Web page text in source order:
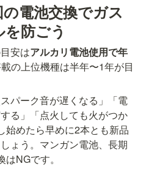
電池交換でガス
防ごう
安はアルカリ電池使用で年
の上位機種は半年〜1年が目
パーク音が遅くなる」「電
る」「点火しても火がつか
始めたら早めに2本とも新品
ょう。マンガン電池、長期
NGです。